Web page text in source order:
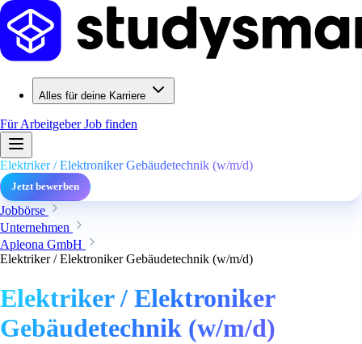
Alles für deine Karriere
Für ArbeitgeberJob finden
Elektriker / Elektroniker Gebäudetechnik (w/m/d)
Jetzt bewerben
Jobbörse
Unternehmen
Apleona GmbH
Elektriker / Elektroniker Gebäudetechnik (w/m/d)
Elektriker / Elektroniker
Gebäudetechnik (w/m/d)